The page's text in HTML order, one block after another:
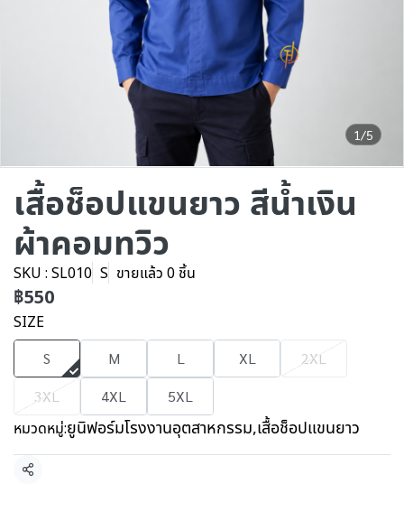
1/5
เสื้อช็อปแขนยาว สีน้ำเงิน
ผ้าคอมทวิว
SKU : SL010 S ขายแล้ว 0 ชิ้น
฿550
SIZE
S M L XL
2XL
3XL
4XL 5XL
หมวดหมู่:ยูนิฟอร์มโรงงานอุตสาหกรรม,เสื้อช็อปแขนยาว
แชร์